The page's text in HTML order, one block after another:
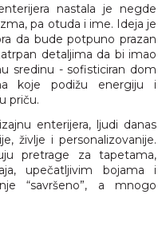
nastala je negde
pa otuda i ime. Ideja je
da bude potpuno prazan
detaljima da bi imao
sredinu - sofisticiran dom
koje podižu energiju i
priču.
enterijera, ljudi danas
življe i personalizovanije.
pretrage za tapetama,
upečatljivim bojama i
“savršeno”, a mnogo